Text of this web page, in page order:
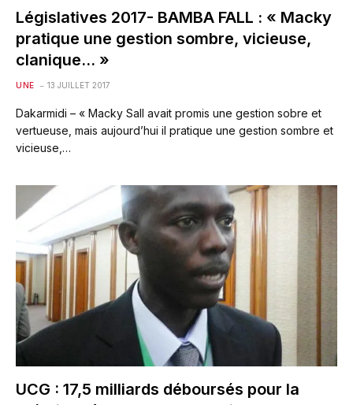
Législatives 2017- BAMBA FALL : « Macky
pratique une gestion sombre, vicieuse,
clanique… »
UNE 13 JUILLET 2017
Dakarmidi – « Macky Sall avait promis une gestion sobre et
vertueuse, mais aujourd’hui il pratique une gestion sombre et
vicieuse,…
UCG : 17,5 milliards déboursés pour la